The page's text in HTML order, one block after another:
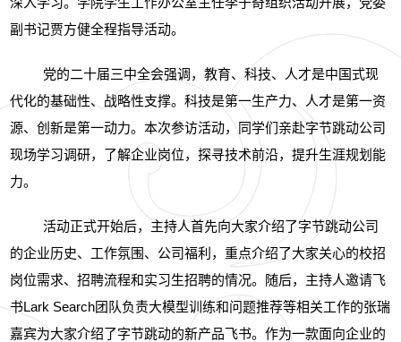
副书记贾方健全程指导活动。
党的二十届三中全会强调，教育、科技、人才是中国式现
代化的基础性、战略性支撑。科技是第一生产力、人才是第一资
源、创新是第一动力。本次参访活动，同学们亲赴字节跳动公司
现场学习调研，了解企业岗位，探寻技术前沿，提升生涯规划能
力。
活动正式开始后，主持人首先向大家介绍了字节跳动公司
的企业历史、工作氛围、公司福利，重点介绍了大家关心的校招
岗位需求、招聘流程和实习生招聘的情况。随后，主持人邀请飞
书Lark Search团队负责大模型训练和问题推荐等相关工作的张瑞
嘉宾为大家介绍了字节跳动的新产品飞书。作为一款面向企业的